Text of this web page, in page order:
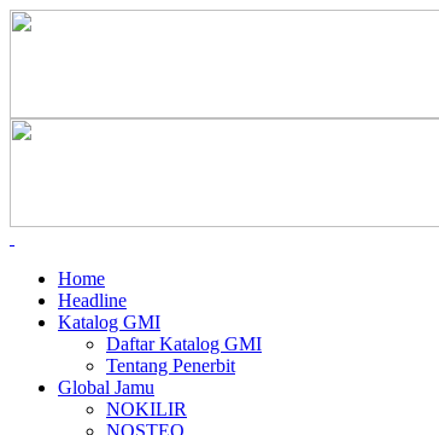
Home
Headline
Katalog GMI
Daftar Katalog GMI
Tentang Penerbit
Global Jamu
NOKILIR
NOSTEO